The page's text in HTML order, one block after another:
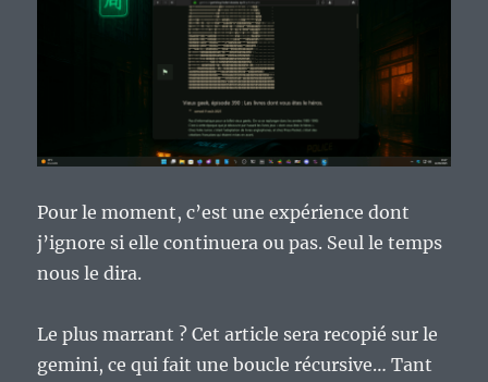
Pour le moment, c’est une expérience dont
j’ignore si elle continuera ou pas. Seul le temps
nous le dira.
Le plus marrant ? Cet article sera recopié sur le
gemini, ce qui fait une boucle récursive… Tant